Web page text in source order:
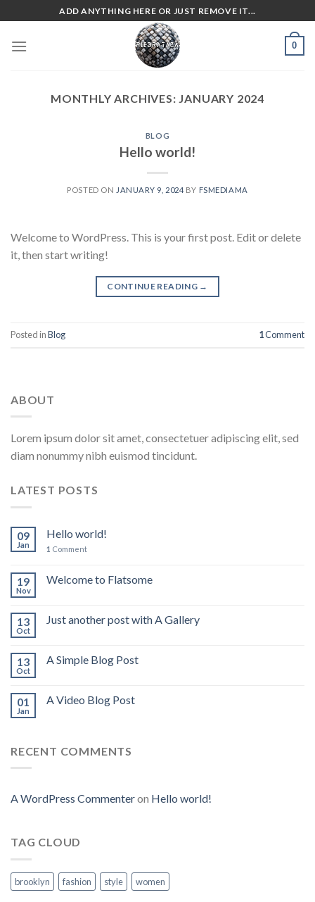
to
content
ADD ANYTHING HERE OR JUST REMOVE IT...
0
MONTHLY ARCHIVES: JANUARY 2024
BLOG
Hello world!
POSTED ON JANUARY 9, 2024 BY FSMEDIAMA
Welcome to WordPress. This is your first post. Edit or delete
it, then start writing!
CONTINUE READING →
Posted inBlog 1Comment
ABOUT
Lorem ipsum dolor sit amet, consectetuer adipiscing elit, sed
diam nonummy nibh euismod tincidunt.
LATEST POSTS
09
Jan
Hello world!
1 Comment
19
Nov
Welcome to Flatsome
13
Oct
Just another post with A Gallery
13
Oct
A Simple Blog Post
01
Jan
A Video Blog Post
RECENT COMMENTS
A WordPress Commenteron Hello world!
TAG CLOUD
brooklyn fashion style women